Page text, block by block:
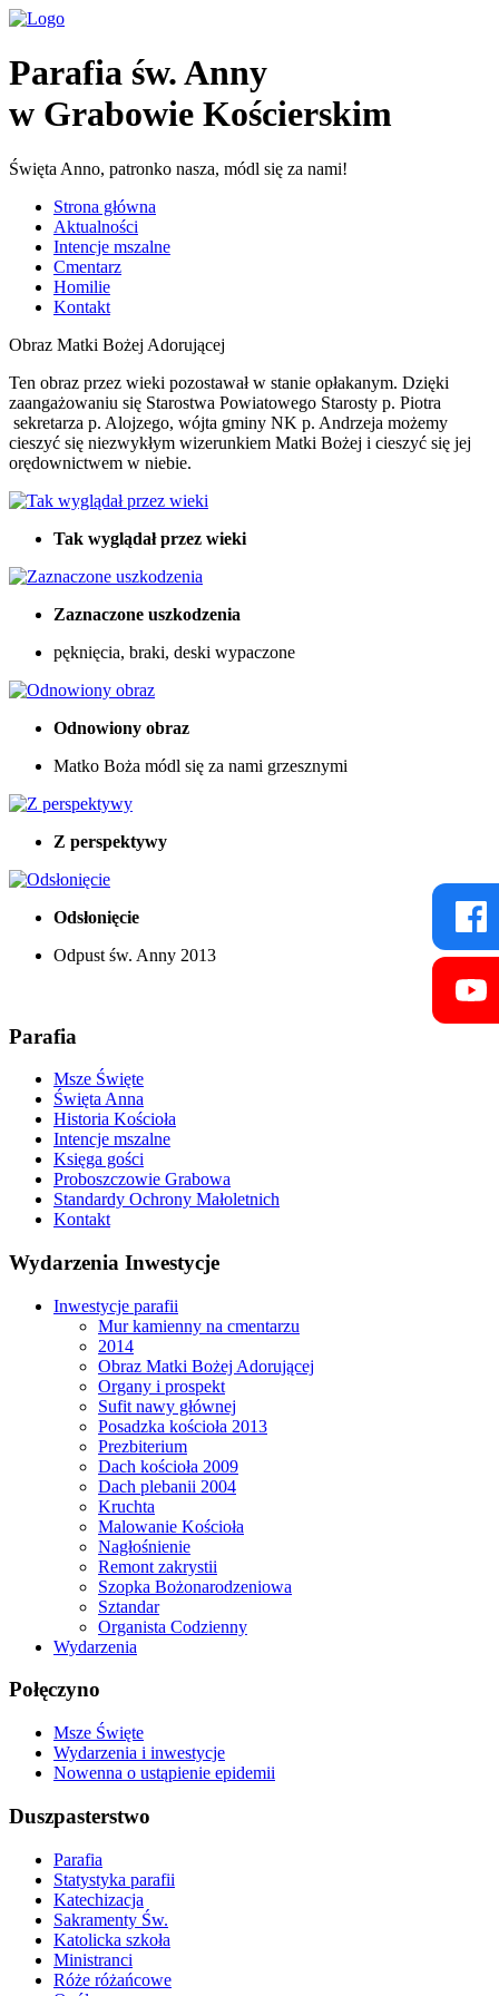
Parafia św. Anny
w Grabowie Kościerskim
Święta Anno, patronko nasza, módl się za nami!
Strona główna
Aktualności
Intencje mszalne
Cmentarz
Homilie
Kontakt
Obraz Matki Bożej Adorującej
Ten obraz przez wieki pozostawał w stanie opłakanym. Dzięki
zaangażowaniu się Starostwa Powiatowego Starosty p. Piotra
sekretarza p. Alojzego, wójta gminy NK p. Andrzeja możemy
cieszyć się niezwykłym wizerunkiem Matki Bożej i cieszyć się jej
orędownictwem w niebie.
Tak wyglądał przez wieki
Zaznaczone uszkodzenia
pęknięcia, braki, deski wypaczone
Odnowiony obraz
Matko Boża módl się za nami grzesznymi
Z perspektywy
Odsłonięcie
Odpust św. Anny 2013
Parafia
Msze Święte
Święta Anna
Historia Kościoła
Intencje mszalne
Księga gości
Proboszczowie Grabowa
Standardy Ochrony Małoletnich
Kontakt
Wydarzenia Inwestycje
Inwestycje parafii
Mur kamienny na cmentarzu
2014
Obraz Matki Bożej Adorującej
Organy i prospekt
Sufit nawy głównej
Posadzka kościoła 2013
Prezbiterium
Dach kościoła 2009
Dach plebanii 2004
Kruchta
Malowanie Kościoła
Nagłośnienie
Remont zakrystii
Szopka Bożonarodzeniowa
Sztandar
Organista Codzienny
Wydarzenia
Połęczyno
Msze Święte
Wydarzenia i inwestycje
Nowenna o ustąpienie epidemii
Duszpasterstwo
Parafia
Statystyka parafii
Katechizacja
Sakramenty Św.
Katolicka szkoła
Ministranci
Róże różańcowe